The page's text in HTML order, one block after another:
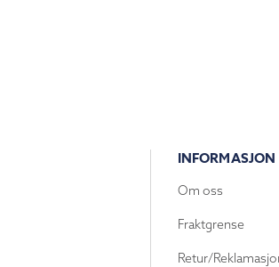
INFORMASJON
Om oss
Fraktgrense
Retur/